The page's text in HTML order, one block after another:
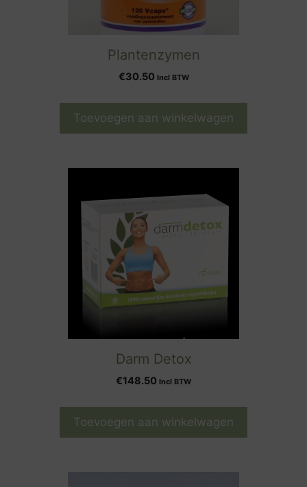
Plantenzymen
€30.50 Incl BTW
Toevoegen aan winkelwagen
Darm Detox
€148.50 Incl BTW
Toevoegen aan winkelwagen